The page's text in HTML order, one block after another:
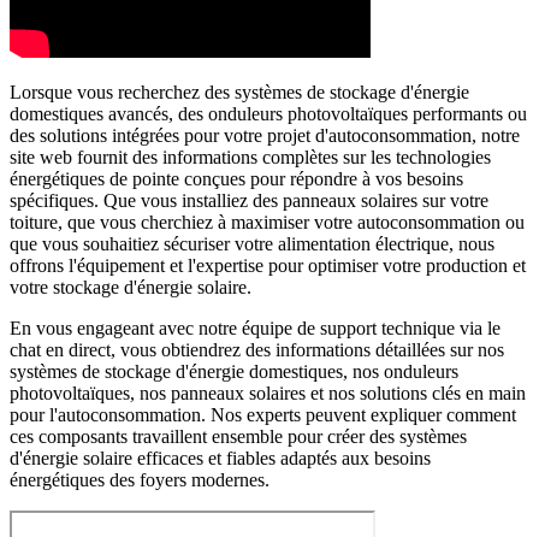
Lorsque vous recherchez des systèmes de stockage d'énergie
domestiques avancés, des onduleurs photovoltaïques performants ou
des solutions intégrées pour votre projet d'autoconsommation, notre
site web fournit des informations complètes sur les technologies
énergétiques de pointe conçues pour répondre à vos besoins
spécifiques. Que vous installiez des panneaux solaires sur votre
toiture, que vous cherchiez à maximiser votre autoconsommation ou
que vous souhaitiez sécuriser votre alimentation électrique, nous
offrons l'équipement et l'expertise pour optimiser votre production et
votre stockage d'énergie solaire.
En vous engageant avec notre équipe de support technique via le
chat en direct, vous obtiendrez des informations détaillées sur nos
systèmes de stockage d'énergie domestiques, nos onduleurs
photovoltaïques, nos panneaux solaires et nos solutions clés en main
pour l'autoconsommation. Nos experts peuvent expliquer comment
ces composants travaillent ensemble pour créer des systèmes
d'énergie solaire efficaces et fiables adaptés aux besoins
énergétiques des foyers modernes.